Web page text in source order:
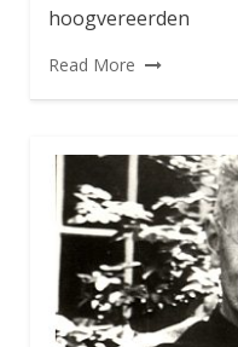
hoogvereerden
Read More